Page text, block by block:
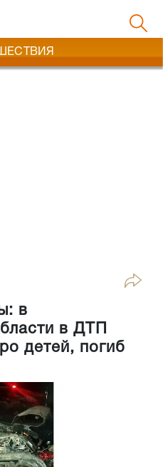
в
в ДТП
детей, погиб